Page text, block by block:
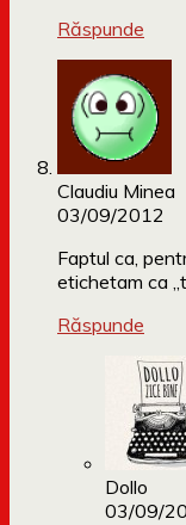
Răspunde
Claudiu Minea
03/09/2012
Faptul ca,
etichetam ca
Răspunde
Dollo
03/09/